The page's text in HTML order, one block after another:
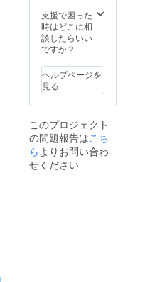
こそ出
来る野
菜で
す。デ
トと考
えられ
がちな
雪を味
けた、
私の
ずっと
探し求
めてき
下さ
い。 宜
しくお
願い致
す。
支援で困った
時はどこに相
談したらいい
ですか？
ヘルプページを
見る
このプロジェクト
の問題報告はこち
らよりお問い合わ
せください